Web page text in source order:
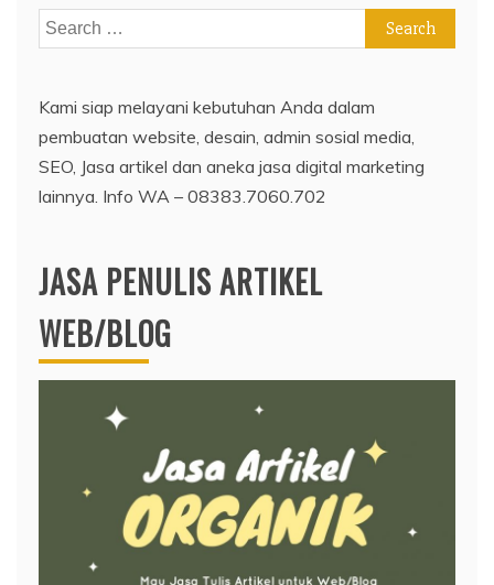
Search
for:
Kami siap melayani kebutuhan Anda dalam
pembuatan website, desain, admin sosial media,
SEO, Jasa artikel dan aneka jasa digital marketing
lainnya. Info WA – 08383.7060.702
JASA PENULIS ARTIKEL
WEB/BLOG